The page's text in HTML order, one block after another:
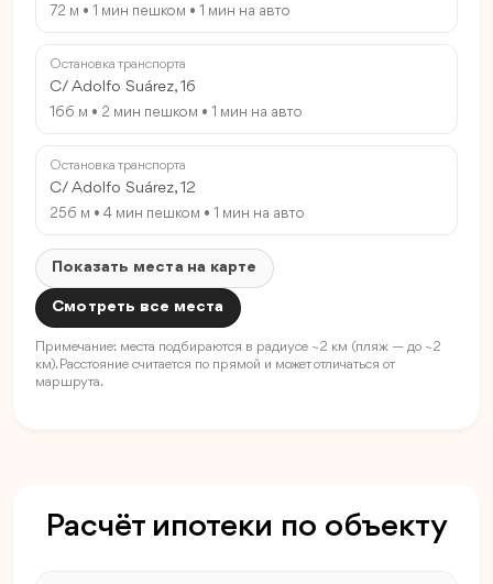
72 м • 1 мин пешком • 1 мин на авто
Остановка транспорта
C/ Adolfo Suárez, 16
166 м • 2 мин пешком • 1 мин на авто
Остановка транспорта
C/ Adolfo Suárez, 12
256 м • 4 мин пешком • 1 мин на авто
Показать места на карте
Смотреть все места
Примечание: места подбираются в радиусе ~2 км (пляж — до ~2
км). Расстояние считается по прямой и может отличаться от
маршрута.
Расчёт ипотеки по объекту